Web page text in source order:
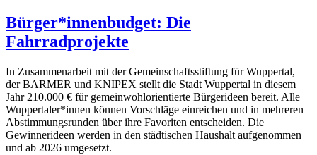
Bürger*innenbudget: Die
Fahrradprojekte
In Zusammenarbeit mit der Gemeinschaftsstiftung für Wuppertal,
der BARMER und KNIPEX stellt die Stadt Wuppertal in diesem
Jahr 210.000 € für gemeinwohlorientierte Bürgerideen bereit. Alle
Wuppertaler*innen können Vorschläge einreichen und in mehreren
Abstimmungsrunden über ihre Favoriten entscheiden. Die
Gewinnerideen werden in den städtischen Haushalt aufgenommen
und ab 2026 umgesetzt.